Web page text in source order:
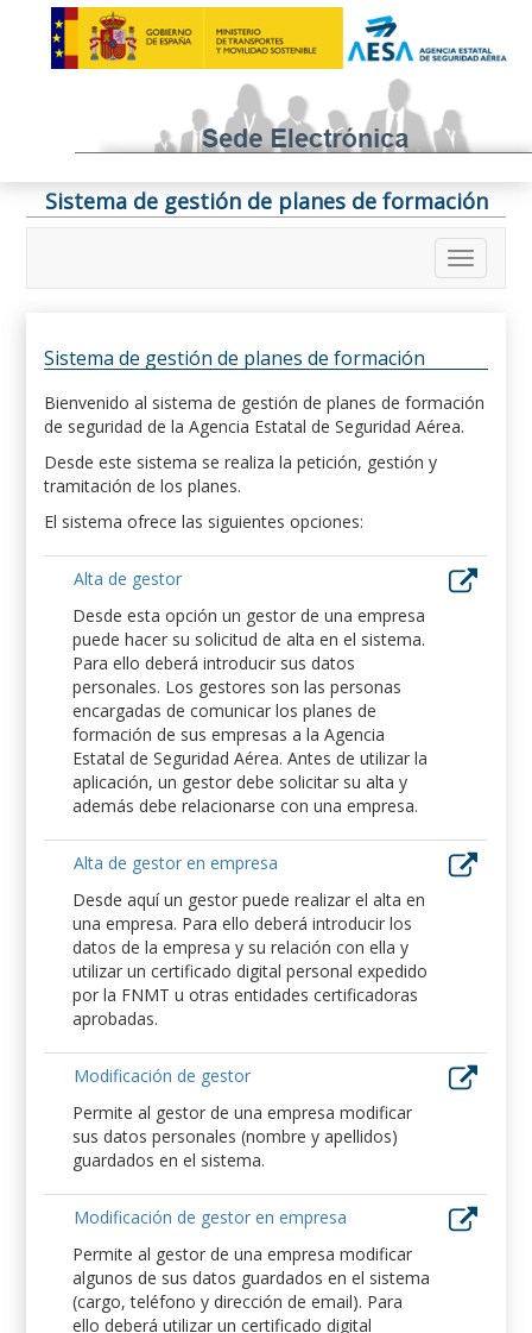
Sistema de gestión de planes de formación
Sistema de gestión de planes de formación
Bienvenido al sistema de gestión de planes de formación
de seguridad de la Agencia Estatal de Seguridad Aérea.
Desde este sistema se realiza la petición, gestión y
tramitación de los planes.
El sistema ofrece las siguientes opciones:
Alta de gestor
Desde esta opción un gestor de una empresa
puede hacer su solicitud de alta en el sistema.
Para ello deberá introducir sus datos
personales. Los gestores son las personas
encargadas de comunicar los planes de
formación de sus empresas a la Agencia
Estatal de Seguridad Aérea. Antes de utilizar la
aplicación, un gestor debe solicitar su alta y
además debe relacionarse con una empresa.
Alta de gestor en empresa
Desde aquí un gestor puede realizar el alta en
una empresa. Para ello deberá introducir los
datos de la empresa y su relación con ella y
utilizar un certificado digital personal expedido
por la FNMT u otras entidades certificadoras
aprobadas.
Modificación de gestor
Permite al gestor de una empresa modificar
sus datos personales (nombre y apellidos)
guardados en el sistema.
Modificación de gestor en empresa
Permite al gestor de una empresa modificar
algunos de sus datos guardados en el sistema
(cargo, teléfono y dirección de email). Para
ello deberá utilizar un certificado digital